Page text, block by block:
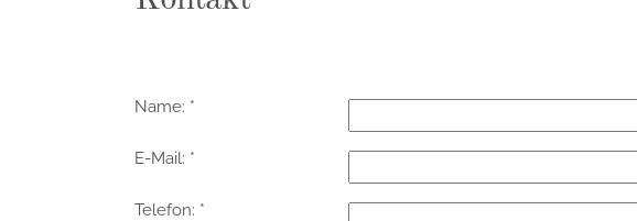
Name: *
E-Mail: *
Telefon: *